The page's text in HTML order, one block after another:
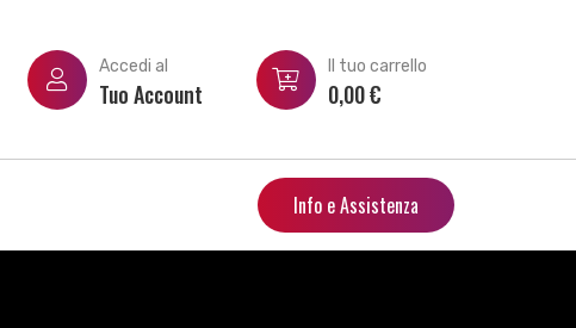
Accedi al
Tuo Account
Il tuo carrello
0,00€
Info e Assistenza